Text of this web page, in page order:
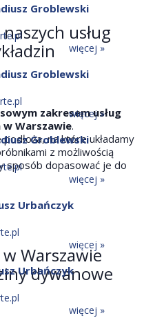
Groblewski
więcej »
Groblewski
więcej »
Groblewski
więcej »
Urbańczyk
więcej »
Urbańczyk
więcej »
usług
zakresem usług
w Warszawie.
na które układamy
z możliwością
sposób dopasować je do
Warszawie
dywanowe